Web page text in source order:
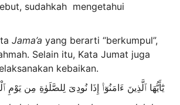
sudahkah mengetahui
Jama’a yang berarti “berkumpul”,
Selain itu, Kata Jumat juga
kebaikan.
يَٰٓأَيُّهَا ٱلَّذِينَ ءَامَنُوٓا۟ إِذَا نُودِىَ لِلصَّلَوٰةِ مِن